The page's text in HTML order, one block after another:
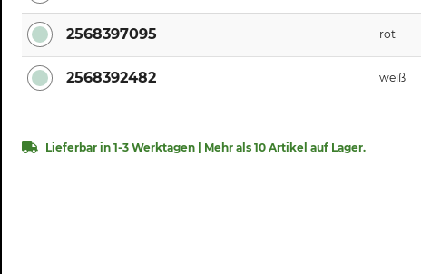
2568397095 rot
2568392482 weiß
Lieferbar in 1-3 Werktagen | Mehr als 10 Artikel auf Lager.